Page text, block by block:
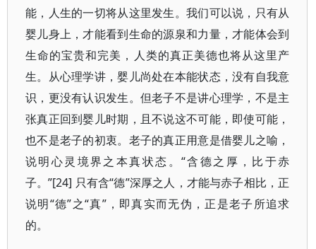
能，人生的一切将从这里发生。我们可以说，只有从
婴儿身上，才能看到生命的源泉和力量，才能体会到
生命的宝贵和完美，人类的真正美德也将从这里产
生。从心理学讲，婴儿尚处在本能状态，没有自我意
识，更没有认识发生。但老子不是讲心理学，不是主
张真正回到婴儿时期，且不说这不可能，即使可能，
也不是老子的初衷。老子的真正用意是借婴儿之喻，
说明心灵境界之本真状态。“含德之厚，比于赤
子。”[24] 只有含“德”深厚之人，才能与赤子相比，正
说明“德”之“真”，即真实而无伪，正是老子所追求
的。